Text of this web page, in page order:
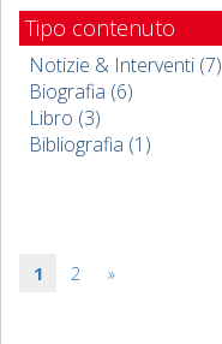
Tipo contenuto
Notizie & Interventi (7)
Biografia (6)
Libro (3)
Bibliografia (1)
1 2 »